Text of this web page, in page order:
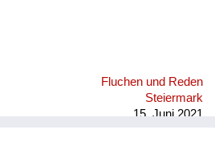
Fluchen und Reden
Steiermark
15. Juni 2021